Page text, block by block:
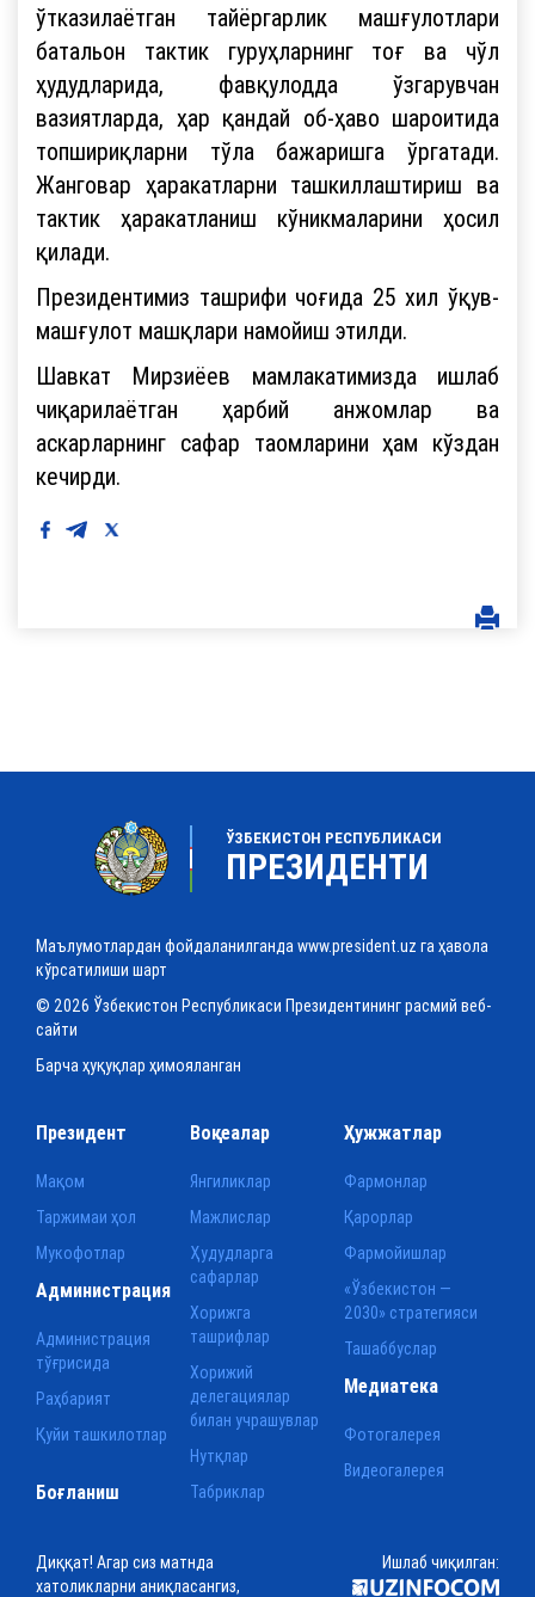
ўтказилаётган тайёргарлик машғулотлари
батальон тактик гуруҳларнинг тоғ ва чўл
ҳудудларида, фавқулодда ўзгарувчан
вазиятларда, ҳар қандай об-ҳаво шароитида
топшириқларни тўла бажаришга ўргатади.
Жанговар ҳаракатларни ташкиллаштириш ва
тактик ҳаракатланиш кўникмаларини ҳосил
қилади.
Президентимиз ташрифи чоғида 25 хил ўқув-
машғулот машқлари намойиш этилди.
Шавкат Мирзиёев мамлакатимизда ишлаб
чиқарилаётган ҳарбий анжомлар ва
аскарларнинг сафар таомларини ҳам кўздан
кечирди.
ЎЗБЕКИСТОН РЕСПУБЛИКАСИ
ПРЕЗИДЕНТИ
Маълумотлардан фойдаланилганда www.president.uz га ҳавола
кўрсатилиши шарт
© 2026 Ўзбекистон Республикаси Президентининг расмий веб-
сайти
Барча ҳуқуқлар ҳимояланган
Президент
Мақом
Таржимаи ҳол
Мукофотлар
Воқеалар
Янгиликлар
Мажлислар
Ҳудудларга
сафарлар
Хорижга
ташрифлар
Хорижий
делегациялар
билан учрашувлар
Нутқлар
Табриклар
Ҳужжатлар
Фармонлар
Қарорлар
Фармойишлар
«Ўзбекистон —
2030» стратегияси
Ташаббуслар
Администрация
Администрация
тўғрисида
Раҳбарият
Қуйи ташкилотлар
Медиатека
Фотогалерея
Видеогалерея
Боғланиш
Диққат! Агар сиз матнда
хатоликларни аниқласангиз,
Ишлаб чиқилган: